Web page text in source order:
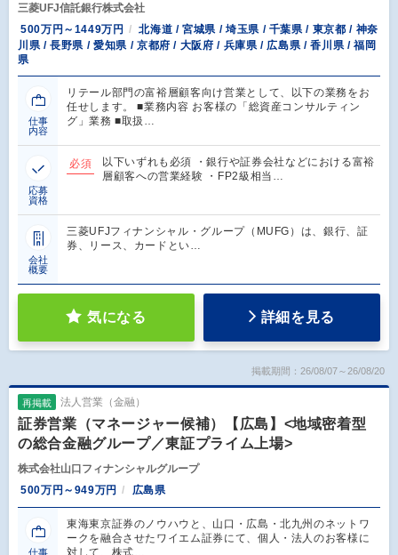
三菱UFJ信託銀行株式会社
500万円～1449万円
北海道 / 宮城県 / 埼玉県 / 千葉県 / 東京都 / 神奈
川県 / 長野県 / 愛知県 / 京都府 / 大阪府 / 兵庫県 / 広島県 / 香川県 / 福岡
県
仕事
内容
リテール部門の富裕層顧客向け営業として、以下の業務をお
任せします。 ■業務内容 お客様の「総資産コンサルティン
グ」業務 ■取扱…
応募
資格
必須
以下いずれも必須 ・銀行や証券会社などにおける富裕
層顧客への営業経験 ・FP2級相当…
会社
概要
三菱UFJフィナンシャル・グループ（MUFG）は、銀行、証
券、リース、カードとい…
気になる 詳細を見る
掲載期間：26/08/07～26/08/20
再掲載 法人営業（金融）
証券営業（マネージャー候補）【広島】<地域密着型
の総合金融グループ／東証プライム上場>
株式会社山口フィナンシャルグループ
500万円～949万円
広島県
仕事
東海東京証券のノウハウと、山口・広島・北九州のネットワ
ークを融合させたワイエム証券にて、個人・法人のお客様に